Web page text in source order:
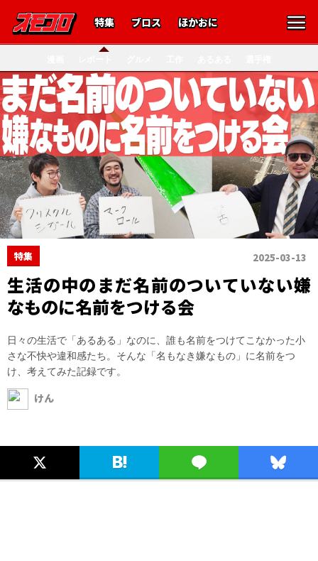
特集 ブロス ほかおに
特集 2025-03-13
生活の中のまだ名前のついていない嫌
なものに名前をつける会
日々の生活で「あるある」なのに、誰も名前をつけてこなかった小
さな不快や違和感たち。そんな「名もなき嫌なもの」に名前をつ
け、考えてみた記録です。
けん